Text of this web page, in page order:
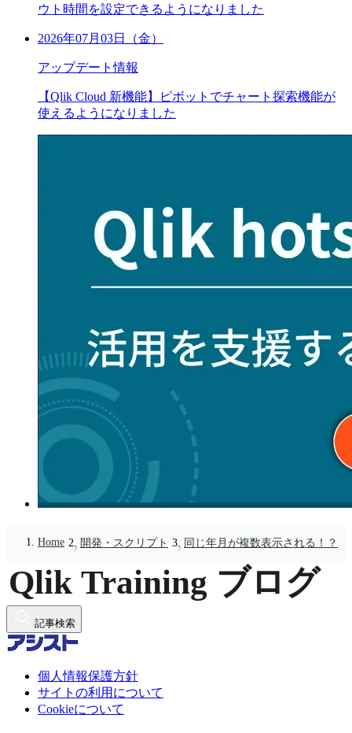
ウト時間を設定できるようになりました
2026年07月03日（金）
アップデート情報
【Qlik Cloud 新機能】ピボットでチャート探索機能が
使えるようになりました
Home 開発・スクリプト 同じ年月が複数表示される！？
記事検索
個人情報保護方針
サイトの利用について
Cookieについて